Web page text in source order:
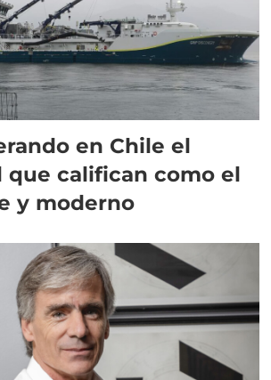
en Chile el
que califican como el
y moderno